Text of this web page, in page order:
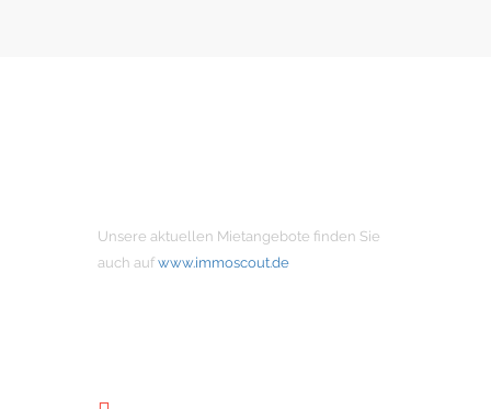
Unsere aktuellen Mietangebote finden Sie
auch auf www.immoscout.de